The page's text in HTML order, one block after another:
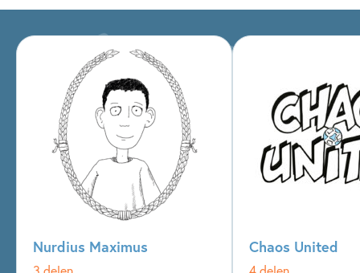
Nurdius Maximus Chaos United